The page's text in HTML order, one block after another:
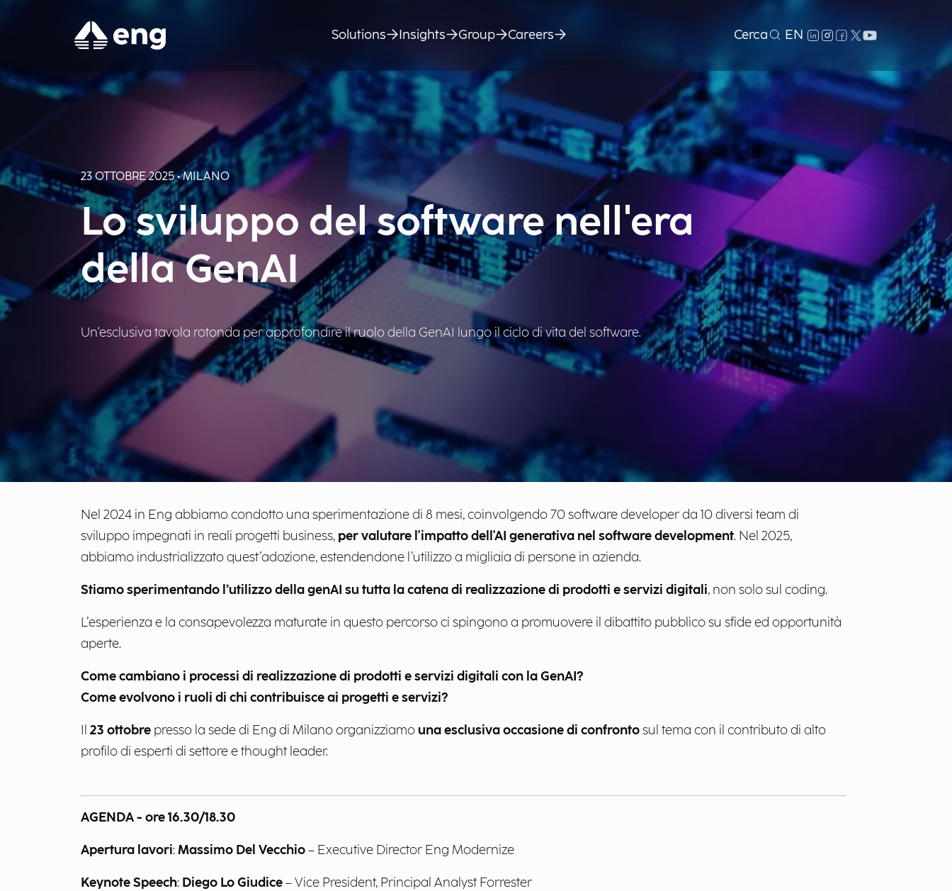
23 OTTOBRE 2025 • MILANO
Lo sviluppo del software nell'era
della GenAI
Un'esclusiva tavola rotonda per approfondire il ruolo della GenAI lungo il ciclo di vita del software.
Nel 2024 in Eng abbiamo condotto una sperimentazione di 8 mesi, coinvolgendo 70 software developer da 10 diversi team di
sviluppo impegnati in reali progetti business, per valutare l'impatto dell'AI generativa nel software development. Nel 2025,
abbiamo industrializzato quest’adozione, estendendone l’utilizzo a migliaia di persone in azienda.
Stiamo sperimentando l’utilizzo della genAI su tutta la catena di realizzazione di prodotti e servizi digitali, non solo sul coding.
L’esperienza e la consapevolezza maturate in questo percorso ci spingono a promuovere il dibattito pubblico su sfide ed opportunità
aperte.
Come cambiano i processi di realizzazione di prodotti e servizi digitali con la GenAI?
Come evolvono i ruoli di chi contribuisce ai progetti e servizi?
23 ottobre presso la sede di Eng di Milano organizziamo una esclusiva occasione di confrontosul tema con il contributo di alto
profilo di esperti di settore e thought leader.
AGENDA - ore 16.30/18.30
Apertura lavori: Massimo Del Vecchio– Executive Director Eng Modernize
Keynote Speech: Diego Lo Giudice– Vice President, Principal Analyst Forrester
Solutions Insights Group Careers Cerca EN